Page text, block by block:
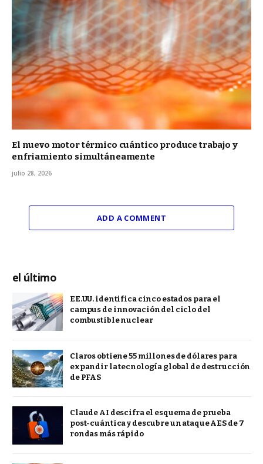
El nuevo motor térmico cuántico produce trabajo y
enfriamiento simultáneamente
julio 28, 2026
ADD A COMMENT
el último
EE.UU. identifica cinco estados para el
campus de innovación del ciclo del
combustible nuclear
Claros obtiene 55 millones de dólares para
expandir la tecnología global de destrucción
de PFAS
Claude AI descifra el esquema de prueba
post-cuántica y descubre un ataque AES de 7
rondas más rápido